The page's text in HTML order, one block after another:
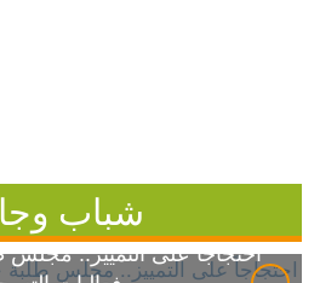
شباب
احتجاجاً على التمييز..